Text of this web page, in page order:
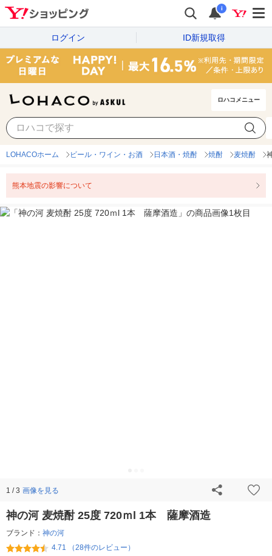
i
ログイン ID新規取得
ロハコメニュー
LOHACOホーム ビール・ワイン・お酒 日本酒・焼酎 焼酎 麦焼酎
熊本地震の影響について
1 / 3 画像を見る
神の河 麦焼酎 25度 720ｍl 1本 薩摩酒造
ブランド： 神の河
4.71 （28件のレビュー）